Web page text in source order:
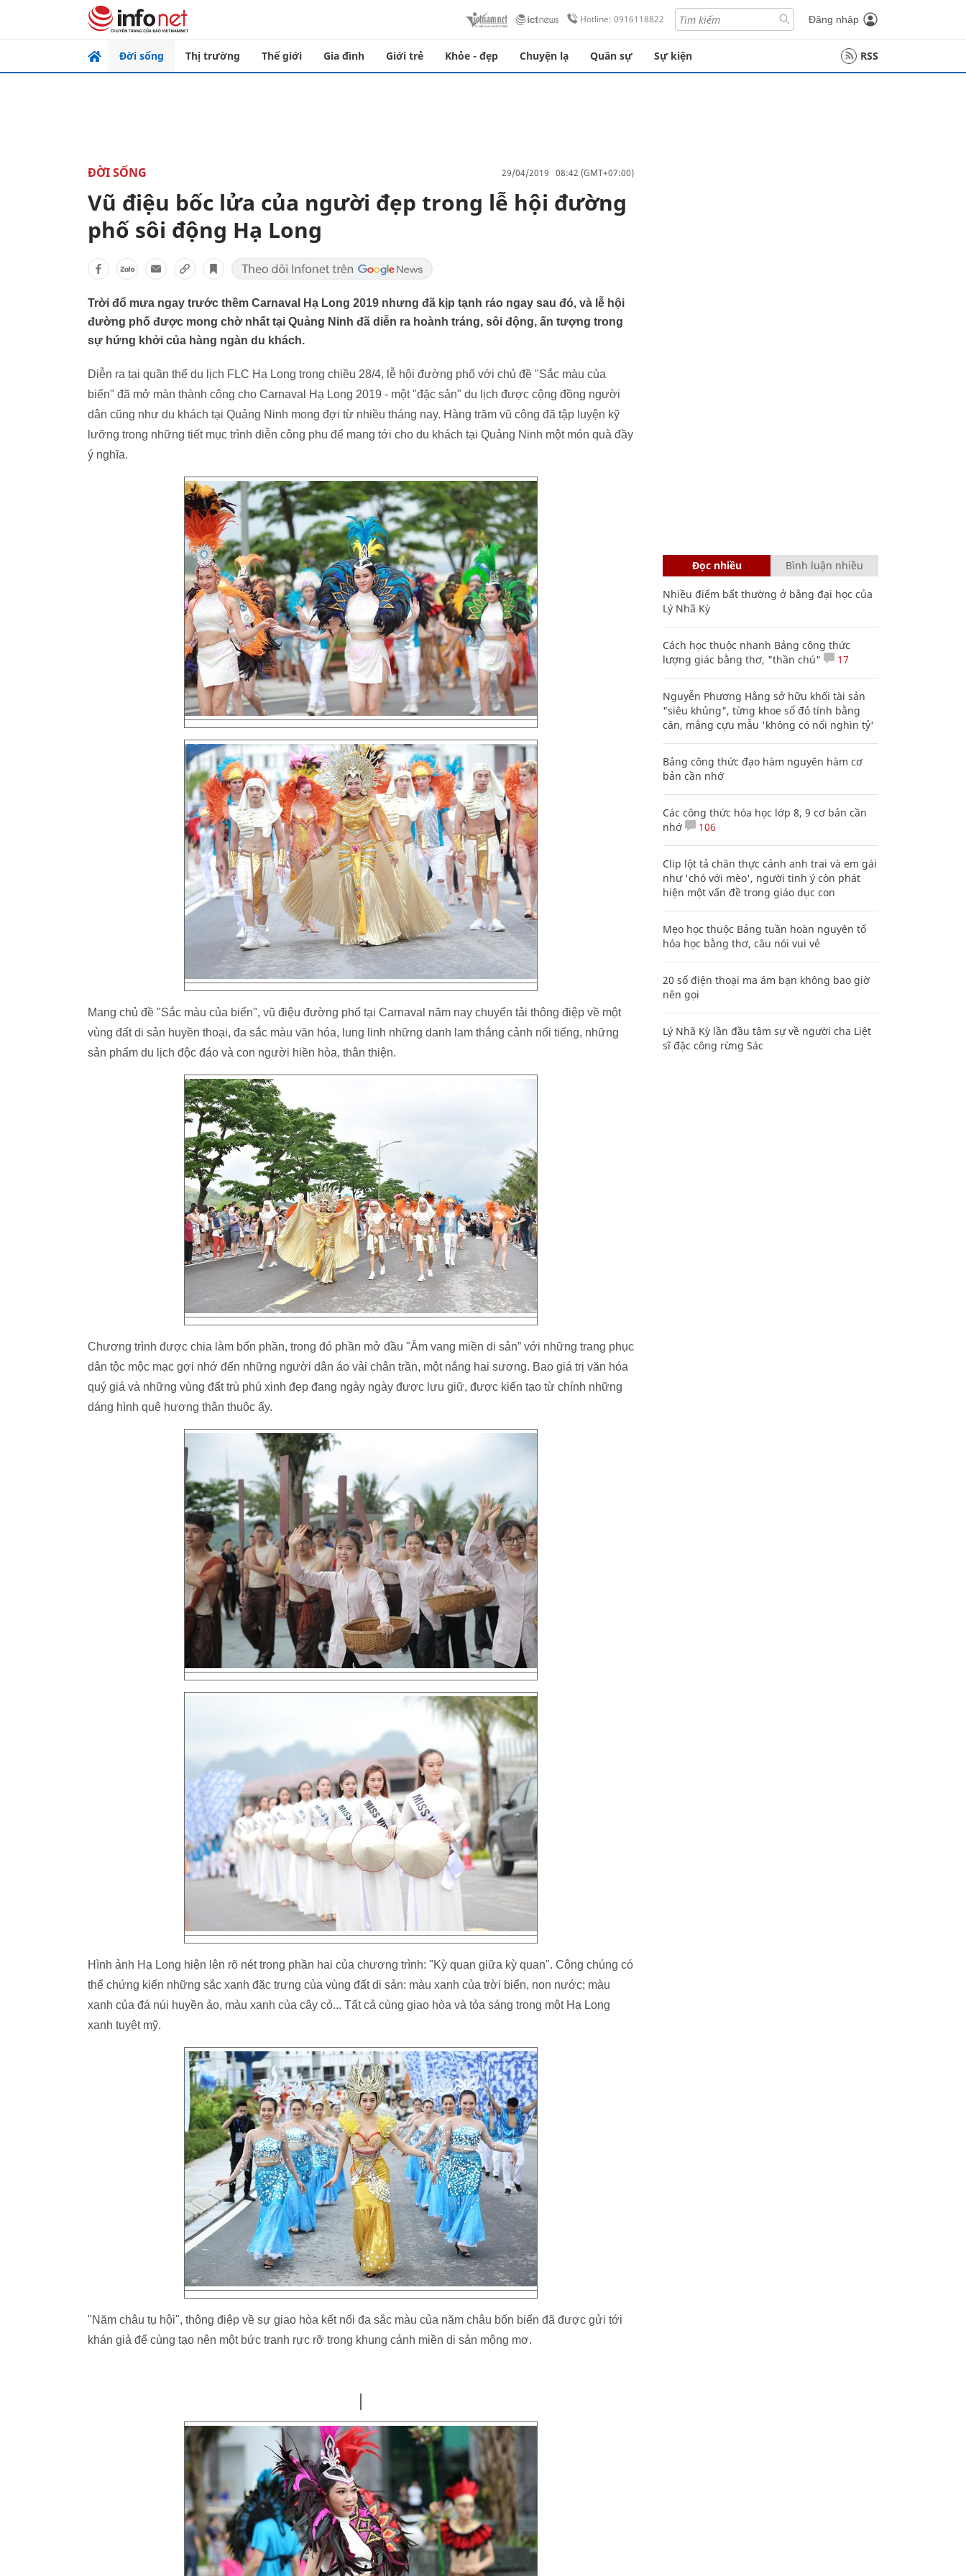
Hotline: 0916118822 Đăng nhập
Đời sống Thị trường Thế giới Gia đình Giới trẻ Khỏe - đẹp Chuyện lạ Quân sự Sự kiện RSS
ĐỜI SỐNG 29/04/2019 08:42 (GMT+07:00)
Vũ điệu bốc lửa của người đẹp trong lễ hội đường
phố sôi động Hạ Long
Trời đổ mưa ngay trước thềm Carnaval Hạ Long 2019 nhưng đã kịp tạnh ráo ngay sau đó, và lễ hội
đường phố được mong chờ nhất tại Quảng Ninh đã diễn ra hoành tráng, sôi động, ấn tượng trong
sự hứng khởi của hàng ngàn du khách.
Diễn ra tại quần thể du lịch FLC Hạ Long trong chiều 28/4, lễ hội đường phố với chủ đề "Sắc màu của
biển" đã mở màn thành công cho Carnaval Hạ Long 2019 - một "đặc sản" du lịch được cộng đồng người
dân cũng như du khách tại Quảng Ninh mong đợi từ nhiều tháng nay. Hàng trăm vũ công đã tập luyện kỹ
lưỡng trong những tiết mục trình diễn công phu để mang tới cho du khách tại Quảng Ninh một món quà đầy
ý nghĩa.
Mang chủ đề "Sắc màu của biển", vũ điệu đường phố tại Carnaval năm nay chuyển tải thông điệp về một
vùng đất di sản huyền thoại, đa sắc màu văn hóa, lung linh những danh lam thắng cảnh nổi tiếng, những
sản phẩm du lịch độc đáo và con người hiền hòa, thân thiện.
Chương trình được chia làm bốn phần, trong đó phần mở đầu "Âm vang miền di sản” với những trang phục
dân tộc mộc mạc gợi nhớ đến những người dân áo vải chân trần, một nắng hai sương. Bao giá trị văn hóa
quý giá và những vùng đất trù phú xinh đẹp đang ngày ngày được lưu giữ, được kiến tạo từ chính những
dáng hình quê hương thân thuộc ấy.
Hình ảnh Hạ Long hiện lên rõ nét trong phần hai của chương trình: "Kỳ quan giữa kỳ quan". Công chúng có
thể chứng kiến những sắc xanh đặc trưng của vùng đất di sản: màu xanh của trời biển, non nước; màu
xanh của đá núi huyền ảo, màu xanh của cây cỏ... Tất cả cùng giao hòa và tỏa sáng trong một Hạ Long
xanh tuyệt mỹ.
"Năm châu tụ hội", thông điệp về sự giao hòa kết nối đa sắc màu của năm châu bốn biển đã được gửi tới
khán giả để cùng tạo nên một bức tranh rực rỡ trong khung cảnh miền di sản mộng mơ.
Đọc nhiều Bình luận nhiều
Nhiều điểm bất thường ở bằng đại học của
Lý Nhã Kỳ
Cách học thuộc nhanh Bảng công thức
lượng giác bằng thơ, "thần chú"
17
Nguyễn Phương Hằng sở hữu khối tài sản
"siêu khủng", từng khoe sổ đỏ tính bằng
cân, mắng cựu mẫu 'không có nổi nghìn tỷ'
Bảng công thức đạo hàm nguyên hàm cơ
bản cần nhớ
Các công thức hóa học lớp 8, 9 cơ bản cần
nhớ
106
Clip lột tả chân thực cảnh anh trai và em gái
như 'chó với mèo', người tinh ý còn phát
hiện một vấn đề trong giáo dục con
Mẹo học thuộc Bảng tuần hoàn nguyên tố
hóa học bằng thơ, câu nói vui vẻ
20 số điện thoại ma ám bạn không bao giờ
nên gọi
Lý Nhã Kỳ lần đầu tâm sự về người cha Liệt
sĩ đặc công rừng Sác